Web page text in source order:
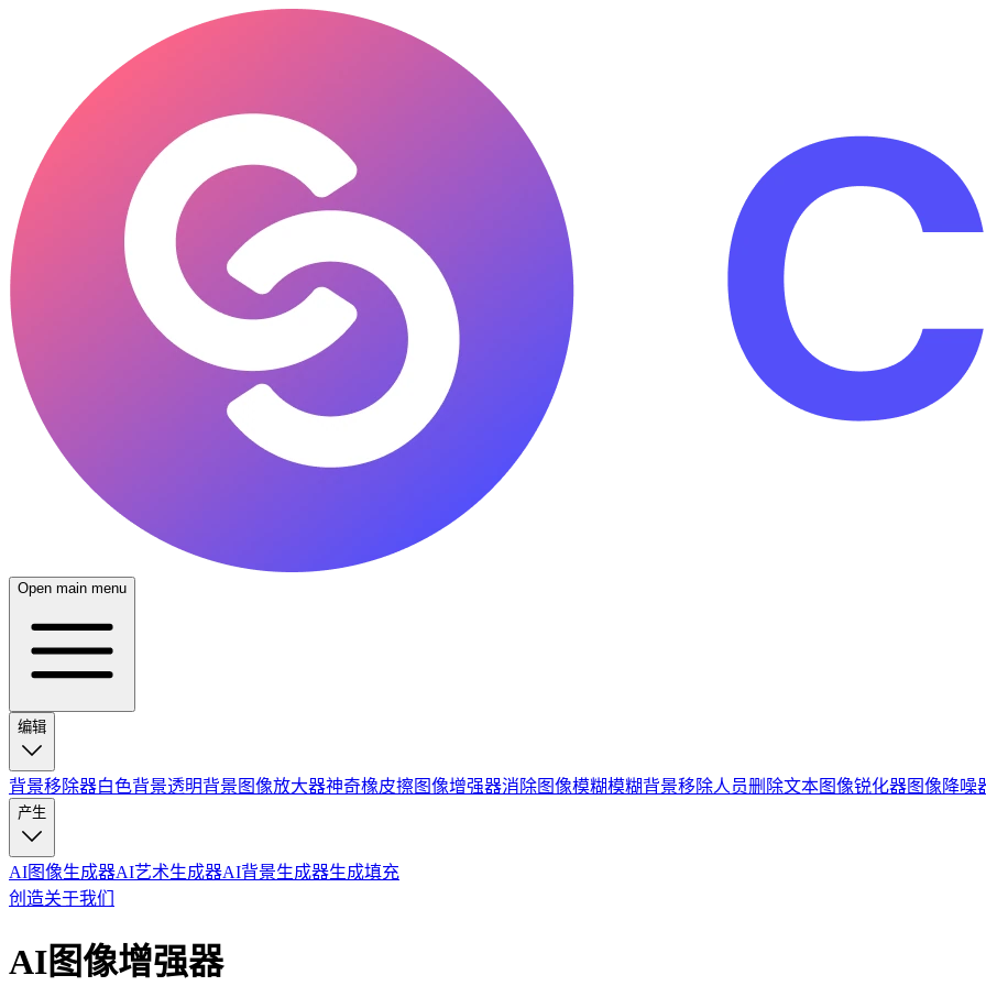
Open main menu
编辑
背景移除器白色背景透明背景 图像放大器神奇橡皮擦图像增强器消除图像模糊模糊背景移除人员删除文本图像锐化器图像降噪
产生
AI图像生成器AI艺术生成器AI背景生成器生成填充
创造关于我们
AI图像增强器